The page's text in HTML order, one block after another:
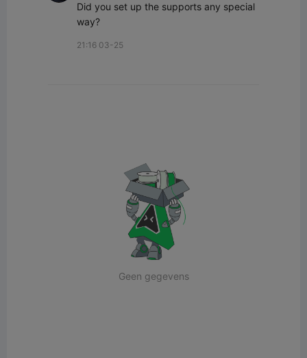
Did you set up the supports any special
way?
21:16 03-25
Geen gegevens